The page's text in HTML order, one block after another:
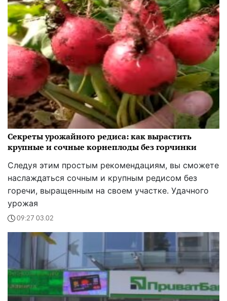
Секреты урожайного редиса: как вырастить
крупные и сочные корнеплоды без горчинки
Следуя этим простым рекомендациям, вы сможете
наслаждаться сочным и крупным редисом без
горечи, выращенным на своем участке. Удачного
урожая
09:27 03.02